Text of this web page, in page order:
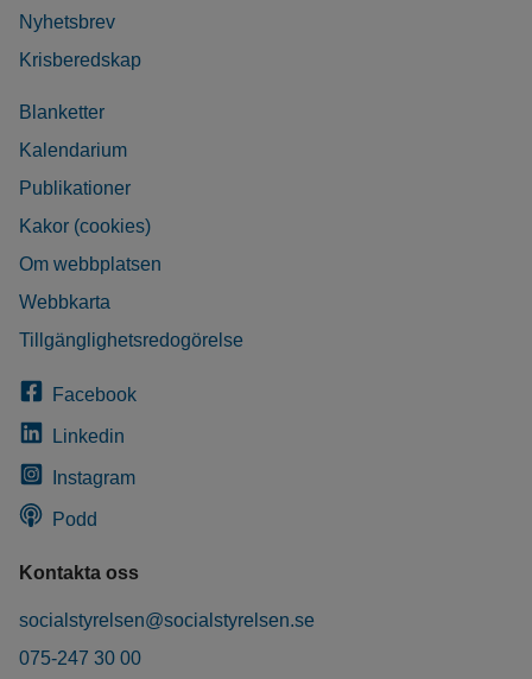
Nyhetsbrev
Krisberedskap
Blanketter
Kalendarium
Publikationer
Kakor (cookies)
Om webbplatsen
Webbkarta
Tillgänglighetsredogörelse
Facebook
Linkedin
Instagram
Podd
Kontakta oss
socialstyrelsen@socialstyrelsen.se
075-247 30 00